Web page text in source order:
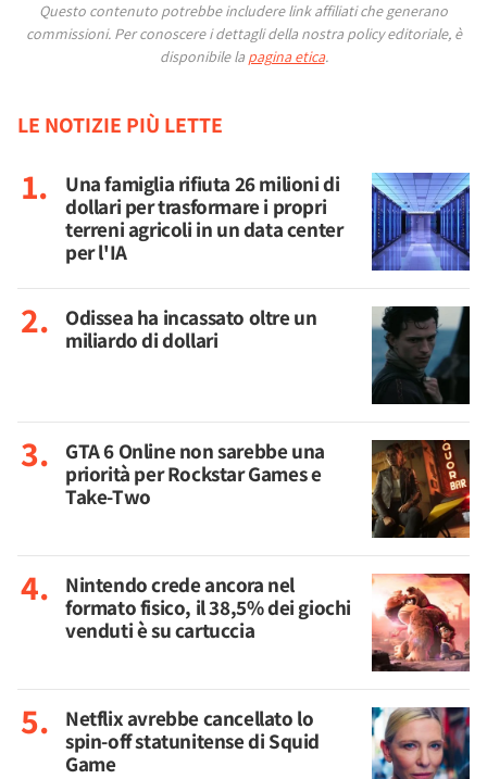
Questo contenuto potrebbe includere link affiliati che generano
commissioni. Per conoscere i dettagli della nostra policy editoriale, è
disponibile la pagina etica.
LE NOTIZIE PIÙ LETTE
Una famiglia rifiuta 26 milioni di
dollari per trasformare i propri
terreni agricoli in un data center
per l'IA
Odissea ha incassato oltre un
miliardo di dollari
GTA 6 Online non sarebbe una
priorità per Rockstar Games e
Take-Two
Nintendo crede ancora nel
formato fisico, il 38,5% dei giochi
venduti è su cartuccia
Netflix avrebbe cancellato lo
spin-off statunitense di Squid
Game